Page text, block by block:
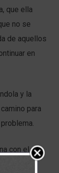
que ella
no se
de aquellos
en
y la
para
con el
un